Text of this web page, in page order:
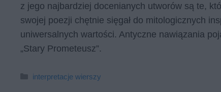
z jego najbardziej docenianych utworów są te,
swojej poezji chętnie sięgał do mitologicznych
uniwersalnych wartości. Antyczne nawiązania
„Stary Prometeusz”.
Kategorie
interpretacje wierszy